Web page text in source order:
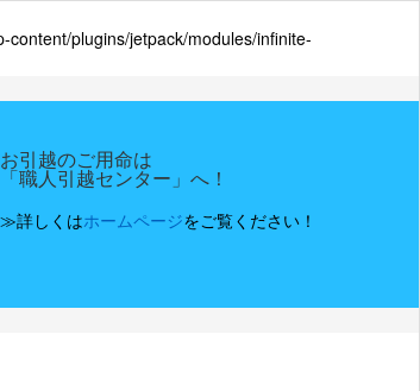
plugins/jetpack/modules/infinite-
お引越のご用命は
「職人引越センター」へ！
≫詳しくはホームページをご覧ください！